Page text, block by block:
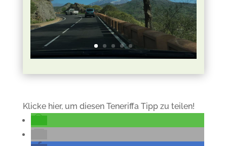
Klicke hier, um diesen Teneriffa Tipp zu teilen!